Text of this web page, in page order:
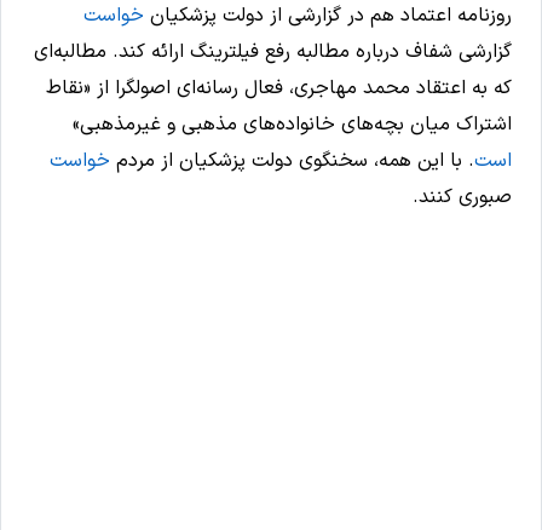
روزنامه اعتماد هم در گزارشی از دولت پزشکیان خواست
گزارشی شفاف درباره مطالبه رفع فیلترینگ ارائه کند. مطالبه‌ای
که به اعتقاد محمد مهاجری، فعال رسانه‌ای اصولگرا از «نقاط
اشتراک میان بچه‌های خانواده‌های مذهبی و غیرمذهبی»
است. با این همه، سخنگوی دولت پزشکیان از مردم خواست
صبوری کنند.